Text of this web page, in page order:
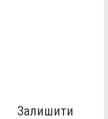
Залишити